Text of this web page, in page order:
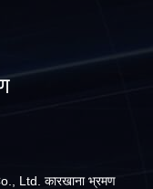
Ltd. कारखाना भ्रमण